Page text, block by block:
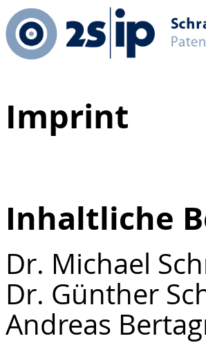
Imprint
Inhaltliche
Dr. Michael
Dr. Günther
Andreas